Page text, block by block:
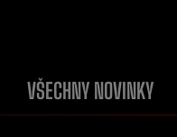
VŠECHNY NOVINKY